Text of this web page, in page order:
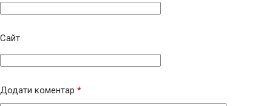
Сайт
Додати коментар *